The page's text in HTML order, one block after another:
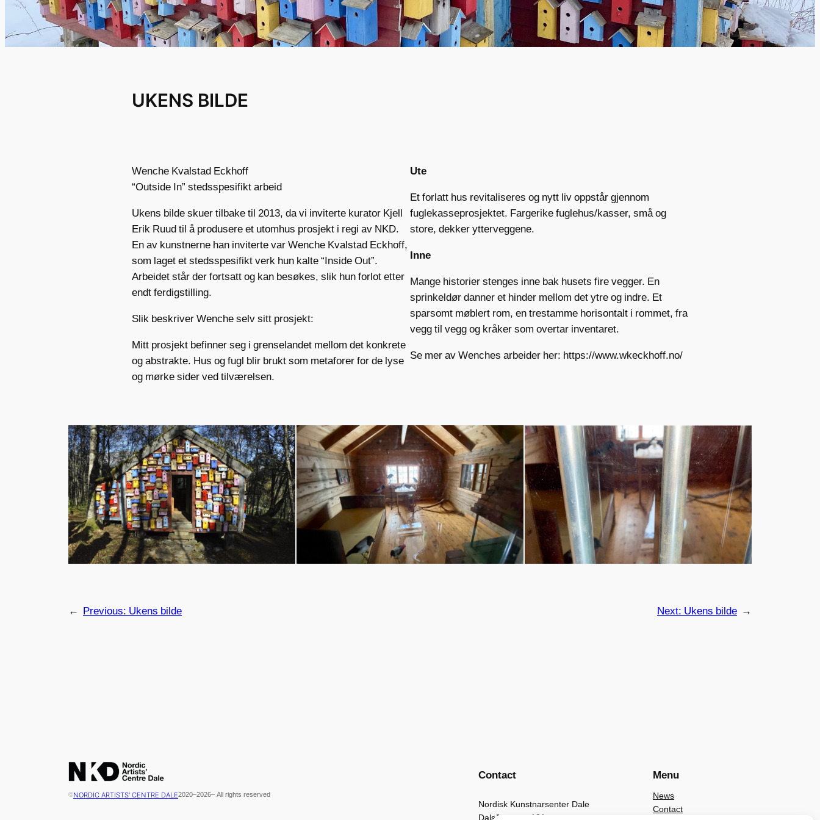
UKENS BILDE
Wenche Kvalstad Eckhoff
“Outside In” stedsspesifikt arbeid
Ukens bilde skuer tilbake til 2013, da vi inviterte kurator Kjell
Erik Ruud til å produsere et utomhus prosjekt i regi av NKD.
En av kunstnerne han inviterte var Wenche Kvalstad Eckhoff,
som laget et stedsspesifikt verk hun kalte “Inside Out”.
Arbeidet står der fortsatt og kan besøkes, slik hun forlot etter
endt ferdigstilling.
Slik beskriver Wenche selv sitt prosjekt:
Mitt prosjekt befinner seg i grenselandet mellom det konkrete
og abstrakte. Hus og fugl blir brukt som metaforer for de lyse
og mørke sider ved tilværelsen.
Ute
Et forlatt hus revitaliseres og nytt liv oppstår gjennom
fuglekasseprosjektet. Fargerike fuglehus/kasser, små og
store, dekker ytterveggene.
Inne
Mange historier stenges inne bak husets fire vegger. En
sprinkeldør danner et hinder mellom det ytre og indre. Et
sparsomt møblert rom, en trestamme horisontalt i rommet, fra
vegg til vegg og kråker som overtar inventaret.
Se mer av Wenches arbeider her: https://www.wkeckhoff.no/
← Previous: Ukens bilde Next: Ukens bilde →
©NORDIC ARTISTS' CENTRE DALE2020–2026– All rights reserved
Contact
Nordisk Kunstnarsenter Dale
Menu
News
Contact